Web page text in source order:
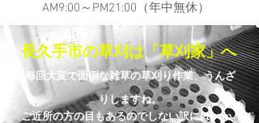
AM9:00～PM21:00（年中無休）
毎回大変で面倒な雑草の草刈り作業、うんざ
りしますね。
ご近所の方の目もあるのでしない訳にはいか
長久手市の草刈は「草刈家」へ